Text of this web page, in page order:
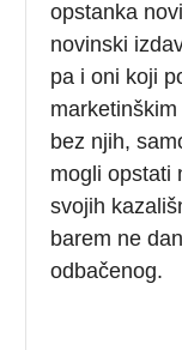
opstanka
novinski
pa i oni koji
bez njih,
mogli opstati
svojih
barem ne
odbačenog.